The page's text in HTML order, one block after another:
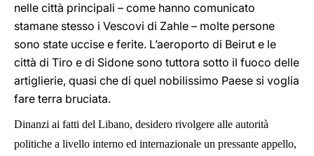
nelle città principali – come hanno comunicato
stamane stesso i Vescovi di Zahle – molte persone
sono state uccise e ferite. L’aeroporto di Beirut e le
città di Tiro e di Sidone sono tuttora sotto il fuoco delle
artiglierie, quasi che di quel nobilissimo Paese si voglia
fare terra bruciata.
Dinanzi ai fatti del Libano, desidero rivolgere alle autorità
politiche a livello interno ed internazionale un pressante appello,